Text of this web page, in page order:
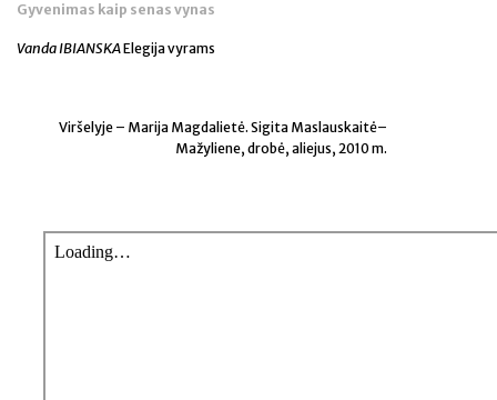
Gyvenimas kaip senas vynas
Vanda IBIANSKAElegija vyrams
Viršelyje – Marija Magdalietė. Sigita Maslauskaitė–
Mažyliene, drobė, aliejus, 2010 m.